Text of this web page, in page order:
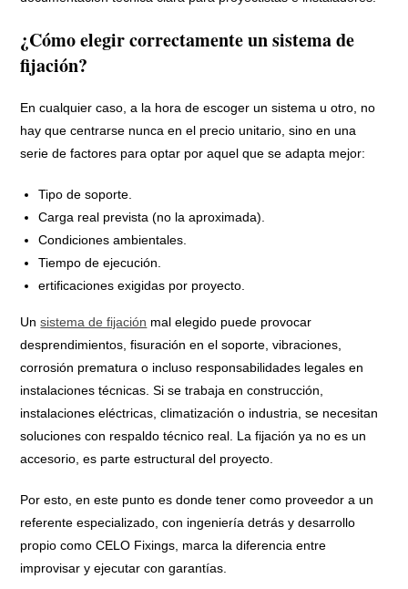
¿Cómo elegir correctamente un sistema de
fijación?
En cualquier caso, a la hora de escoger un sistema u otro, no
hay que centrarse nunca en el precio unitario, sino en una
serie de factores para optar por aquel que se adapta mejor:
Tipo de soporte.
Carga real prevista (no la aproximada).
Condiciones ambientales.
Tiempo de ejecución.
ertificaciones exigidas por proyecto.
Unsistema de fijación mal elegido puede provocar
desprendimientos, fisuración en el soporte, vibraciones,
corrosión prematura o incluso responsabilidades legales en
instalaciones técnicas. Si se trabaja en construcción,
instalaciones eléctricas, climatización o industria, se necesitan
soluciones con respaldo técnico real. La fijación ya no es un
accesorio, es parte estructural del proyecto.
Por esto, en este punto es donde tener como proveedor a un
referente especializado, con ingeniería detrás y desarrollo
propio como CELO Fixings, marca la diferencia entre
improvisar y ejecutar con garantías.